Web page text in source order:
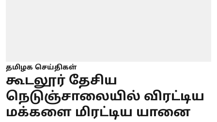
தமிழக செய்திகள்
கூடலூர் தேசிய
நெடுஞ்சாலையில் விரட்டிய
மக்களை மிரட்டிய யானை